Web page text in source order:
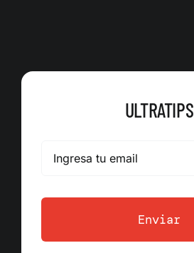
ULTRATIPS
Enviar